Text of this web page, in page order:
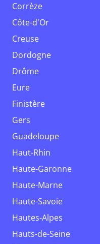
Corrèze
Côte-d'Or
Creuse
Dordogne
Drôme
Eure
Finistère
Gers
Guadeloupe
Haut-Rhin
Haute-Garonne
Haute-Marne
Haute-Savoie
Hautes-Alpes
Hauts-de-Seine